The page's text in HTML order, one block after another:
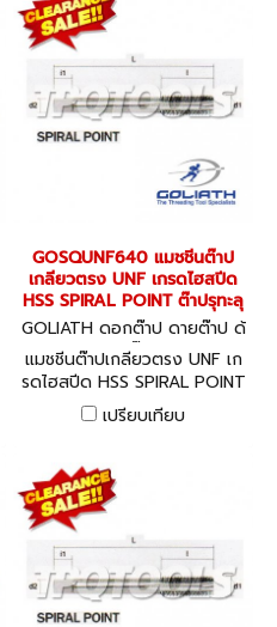
GOSQUNF640 แมชชีนต๊าป
เกลียวตรง UNF เกรดไฮสปีด
HSS SPIRAL POINT ต๊าปรุทะลุ
GOLIATH ดอกต๊าป ดายต๊าป ด้
ามต๊าป
แมชชีนต๊าปเกลียวตรง UNF เก
รดไฮสปีด HSS SPIRAL POINT
ต๊าปรุทะลุ
เปรียบเทียบ